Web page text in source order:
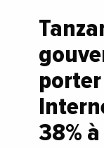
porter
38%